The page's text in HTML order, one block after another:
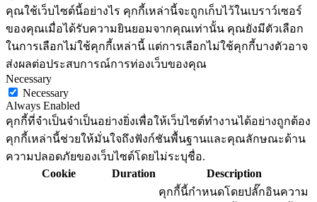
คุณใช้เว็บไซต์นี้อย่างไร คุกกี้เหล่านี้จะถูกเก็บไว้ในเบราว์เซอร์
ของคุณเมื่อได้รับความยินยอมจากคุณเท่านั้น คุณยังมีตัวเลือก
ในการเลือกไม่ใช้คุกกี้เหล่านี้ แต่การเลือกไม่ใช้คุกกี้บางตัวอาจ
ส่งผลต่อประสบการณ์การท่องเว็บของคุณ
Necessary
Necessary
Always Enabled
คุกกี้ที่จำเป็นจำเป็นอย่างยิ่งเพื่อให้เว็บไซต์ทำงานได้อย่างถูกต้อง
คุกกี้เหล่านี้ช่วยให้มั่นใจถึงฟังก์ชันพื้นฐานและคุณลักษณะด้าน
ความปลอดภัยของเว็บไซต์โดยไม่ระบุชื่อ.
Cookie
Duration Description
คุกกี้นี้กำหนดโดยปลั๊กอินความ